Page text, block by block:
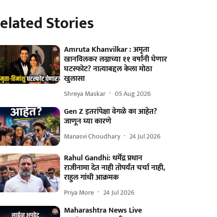
Stories
Amruta Khanvilkar : अमृता
खानविलकर लग्नाच्या ११ वर्षांनी घेणार
घटस्फोट? नात्याबद्दल केला मोठा
खुलासा
Shreya Maskar 05 Aug 2026
Gen Z इतरांपेक्षा वेगळे का आहेत?
जाणून घ्या कारणे
Manasvi Choudhary 24 Jul 2026
Rahul Gandhi: धर्मेंद्र प्रधान
राजीनामा देत नाही तोपर्यंत चर्चा नाही,
राहुल गांधी आक्रमक
Priya More 24 Jul 2026
Maharashtra News Live